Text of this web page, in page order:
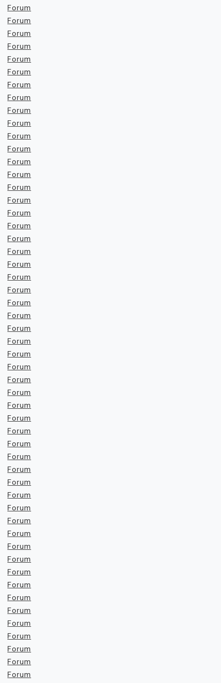
Forum
Forum
Forum
Forum
Forum
Forum
Forum
Forum
Forum
Forum
Forum
Forum
Forum
Forum
Forum
Forum
Forum
Forum
Forum
Forum
Forum
Forum
Forum
Forum
Forum
Forum
Forum
Forum
Forum
Forum
Forum
Forum
Forum
Forum
Forum
Forum
Forum
Forum
Forum
Forum
Forum
Forum
Forum
Forum
Forum
Forum
Forum
Forum
Forum
Forum
Forum
Forum
Forum